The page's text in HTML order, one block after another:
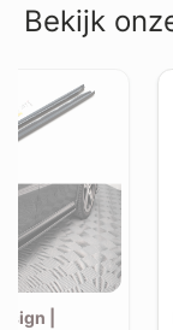
Bekijk
|